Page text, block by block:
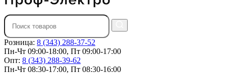
Розница: 8 (343) 288-37-52
Пн-Чт 09:00-18:00, Пт 09:00-17:00
Опт: 8 (343) 288-39-62
Пн-Чт 08:30-17:00, Пт 08:30-16:00